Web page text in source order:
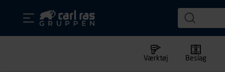
Værktøj Beslag